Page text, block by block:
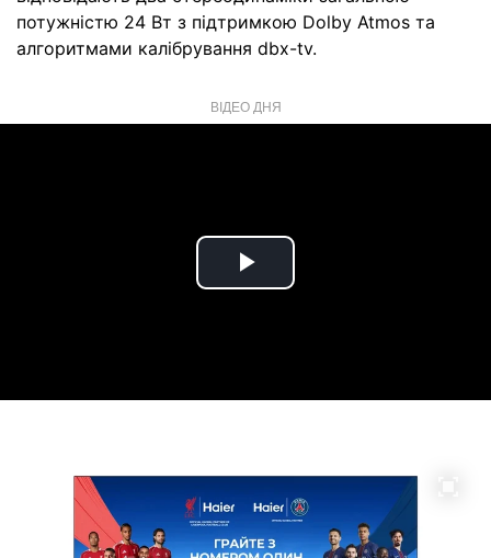
потужністю 24 Вт з підтримкою Dolby Atmos та
алгоритмами калібрування dbx-tv.
ВІДЕО ДНЯ
Play